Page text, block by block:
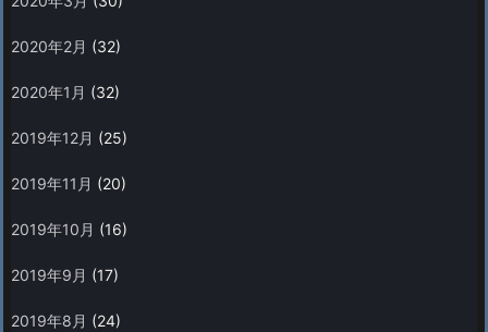
2020年2月 (32)
2020年1月 (32)
2019年12月 (25)
2019年11月 (20)
2019年10月 (16)
2019年9月 (17)
2019年8月 (24)